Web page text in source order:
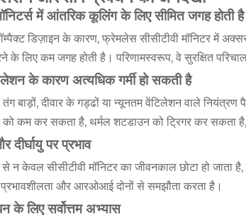
में आंतरिक कूलिंग के लिए सीमित जगह होती है
डिज़ाइन के कारण, फ्रेमलेस सीसीटीवी मॉनिटर में
लिए कम जगह होती है। परिणामस्वरूप, वे सुरक्षित
के कारण अत्यधिक गर्मी हो सकती है
तंग बाड़ों, दीवार के गड्ढों या न्यूनतम वेंटिलेशन वाले
कम कर सकता है, थर्मल शटडाउन को ट्रिगर कर सकता
दीर्घायु पर प्रभाव
से न केवल सीसीटीवी मॉनिटर का जीवनकाल छोटा हो
प्रभावशीलता और आरओआई दोनों से समझौता करता है।
के लिए सर्वोत्तम अभ्यास